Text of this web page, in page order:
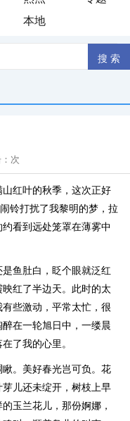
本地
次
红叶的秋季，这次正好
铃打扰了我黎明的梦，拉
看到远处笼罩在薄雾中
鱼肚白，眨个眼就泛红
红了半边天。此时的太
些激动，平常太忙，很
在一轮旭日中，一缕晨
了我的心里。
。美好春光岂可负。花
儿还未绽开，树枝上早
玉兰花儿，那份婀娜，